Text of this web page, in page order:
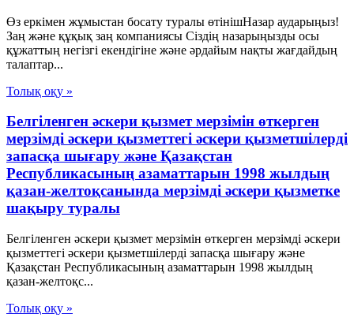
Өз еркімен жұмыстан босату туралы өтінішНазар аударыңыз!
Заң және құқық заң компаниясы Сіздің назарыңызды осы
құжаттың негізгі екендігіне және әрдайым нақты жағдайдың
талаптар...
Толық оқу »
Белгiленген әскери қызмет мерзiмiн өткерген
мерзiмдi әскери қызметтегi әскери қызметшiлердi
запасқа шығару және Қазақстан
Республикасының азаматтарын 1998 жылдың
қазан-желтоқсанында мерзiмдi әскери қызметке
шақыру туралы
Белгiленген әскери қызмет мерзiмiн өткерген мерзiмдi әскери
қызметтегi әскери қызметшiлердi запасқа шығару және
Қазақстан Республикасының азаматтарын 1998 жылдың
қазан-желтоқс...
Толық оқу »